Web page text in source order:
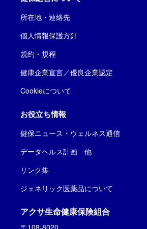
所在地・連絡先
個人情報保護方針
規約・規程
健康企業宣言／優良企業認定
Cookieについて
お役立ち情報
健保ニュース・ウェルネス通信
データヘルス計画 他
リンク集
ジェネリック医薬品について
アクサ生命健康保険組合
〒108-8020